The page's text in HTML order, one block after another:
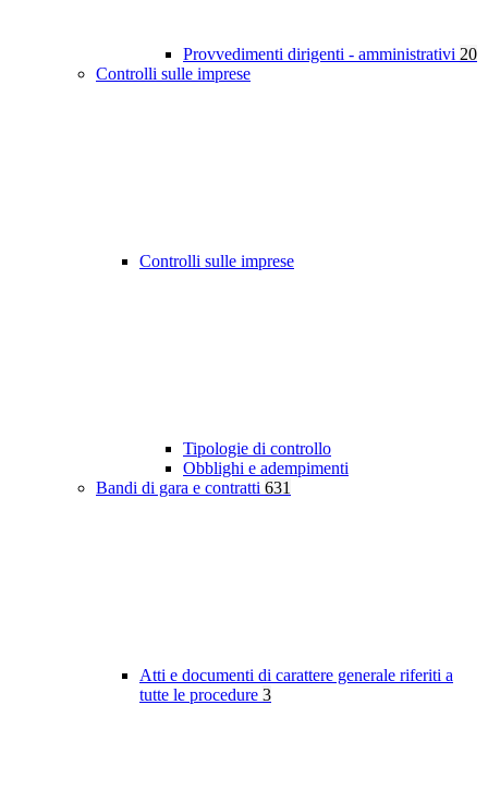
Provvedimenti dirigenti - amministrativi 20
Controlli sulle imprese
Controlli sulle imprese
Tipologie di controllo
Obblighi e adempimenti
Bandi di gara e contratti 631
Atti e documenti di carattere generale riferiti a
tutte le procedure 3